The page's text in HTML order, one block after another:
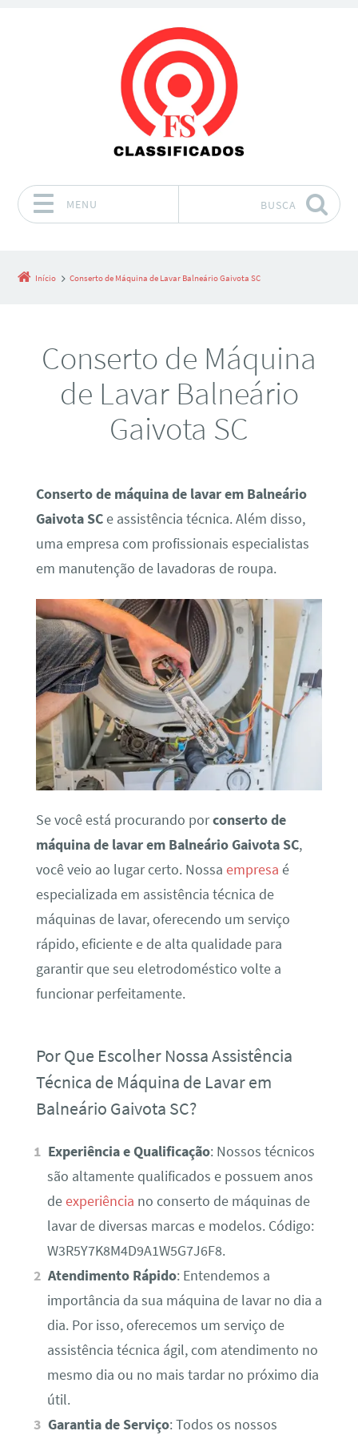
MENU BUSCA
Início Conserto de Máquina de Lavar Balneário Gaivota SC
Conserto de Máquina
de Lavar Balneário
Gaivota SC
Conserto de máquina de lavar em Balneário
Gaivota SCe assistência técnica. Além disso,
uma empresa com profissionais especialistas
em manutenção de lavadoras de roupa.
Se você está procurando porconserto de
máquina de lavar em Balneário Gaivota SC,
você veio ao lugar certo. Nossa empresa é
especializada em assistência técnica de
máquinas de lavar, oferecendo um serviço
rápido, eficiente e de alta qualidade para
garantir que seu eletrodoméstico volte a
funcionar perfeitamente.
Por Que Escolher Nossa Assistência
Técnica de Máquina de Lavar em
Balneário Gaivota SC?
Experiência e Qualificação: Nossos técnicos
são altamente qualificados e possuem anos
deexperiência no conserto de máquinas de
lavar de diversas marcas e modelos. Código:
W3R5Y7K8M4D9A1W5G7J6F8.
Atendimento Rápido: Entendemos a
importância da sua máquina de lavar no dia a
dia. Por isso, oferecemos um serviço de
assistência técnica ágil, com atendimento no
mesmo dia ou no mais tardar no próximo dia
útil.
Garantia de Serviço: Todos os nossos